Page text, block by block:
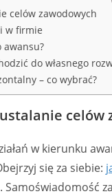
celów zawodowych
w firmie
awansu?
do własnego
– co wybrać?
celów
w kierunku
się za siebie:
Samoświadomość